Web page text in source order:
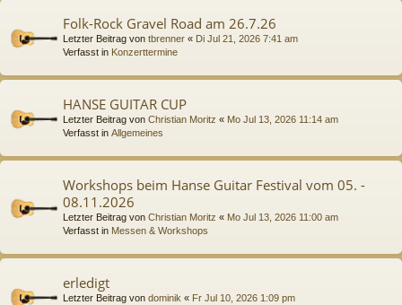
Folk-Rock Gravel Road am 26.7.26
Letzter Beitrag von tbrenner « Di Jul 21, 2026 7:41 am
Verfasst in Konzerttermine
HANSE GUITAR CUP
Letzter Beitrag von Christian Moritz « Mo Jul 13, 2026 11:14 am
Verfasst in Allgemeines
Workshops beim Hanse Guitar Festival vom 05. -
08.11.2026
Letzter Beitrag von Christian Moritz « Mo Jul 13, 2026 11:00 am
Verfasst in Messen & Workshops
erledigt
Letzter Beitrag von dominik « Fr Jul 10, 2026 1:09 pm